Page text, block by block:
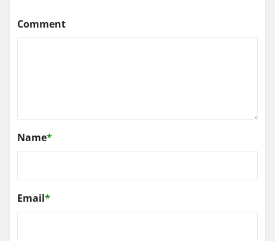
Comment
Name*
Email*